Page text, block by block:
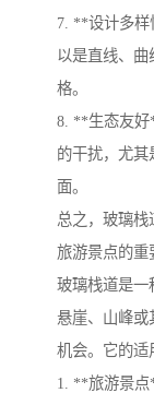
7. **设计多样
以是直线、
格。
8. **生态友好
的干扰，尤
面。
总之，玻璃
旅游景点的重
玻璃栈道是一
悬崖、山峰或
机会。它的适
1. **旅游景点